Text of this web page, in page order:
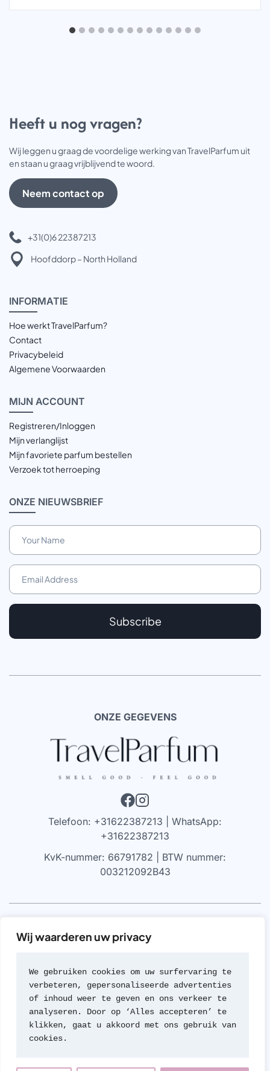
Wij waarderen uw privacy
We gebruiken cookies om uw surfervaring te
verbeteren, gepersonaliseerde advertenties
of inhoud weer te geven en ons verkeer te
analyseren. Door op ‘Alles accepteren’ te
klikken, gaat u akkoord met ons gebruik van
cookies.
Heeft u nog vragen?
Wij leggen u graag de voordelige werking van TravelParfum uit
en staan u graag vrijblijvend te woord.
Neem contact op
+31(0)6 22387213
Hoofddorp – North Holland
INFORMATIE
Hoe werkt TravelParfum?
Contact
Privacybeleid
Algemene Voorwaarden
MIJN ACCOUNT
Registreren/Inloggen
Mijn verlanglijst
Mijn favoriete parfum bestellen
Verzoek tot herroeping
ONZE NIEUWSBRIEF
Subscribe
ONZE GEGEVENS
Telefoon: +31622387213 | WhatsApp:
+31622387213
KvK-nummer: 66791782 | BTW nummer:
003212092B43
VRIJWARING
gekocht bij geautoriseerde leveranciers of van de
merken zelf (met geen van beide hebben we een
formele rechtsverhouding). Wij werken nooit met
namaak of imitaties van geuren; een beleid dat we zeer
serieus nemen.